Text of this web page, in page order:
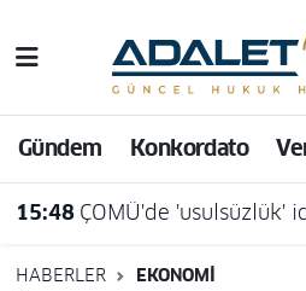
Gündem Konkordato
15:48 ÇOMÜ'de 'usulsüzlük' iddiası:
HABERLER EKONOMI
Hava Durumu
Trafik Durumu
Süper Lig Puan
Tüm Manşetler